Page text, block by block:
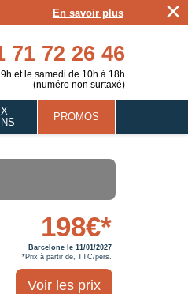
En savoir plus ×
71 72 26 46
et le samedi de 10h à 18h
(numéro non surtaxé)
PROMOS
198€*
Barcelone le 11/01/2027
*Prix à partir de, TTC/pers.
Voir les prix